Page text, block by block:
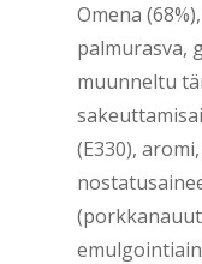
Omena
palmurasva,
muunneltu
(E330),